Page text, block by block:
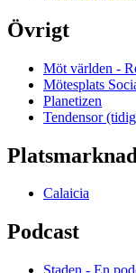
Övrigt
Möt världen -
Mötesplats
Planetizen
Tendensor
Calaicia
Podcast